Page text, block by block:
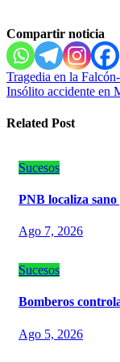
Compartir noticia
Navegación
de
entradas
Tragedia en la
Insólito accidente en
Related Post
Sucesos
PNB localiza
Ago 7, 2026
Sucesos
Bomberos
Ago 5, 2026